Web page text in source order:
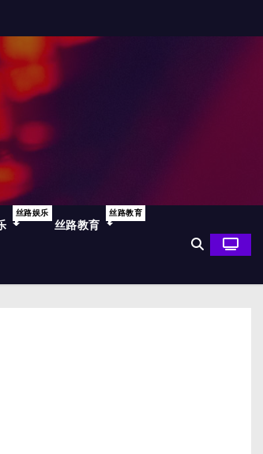
丝路娱乐
丝路教育
丝路教育